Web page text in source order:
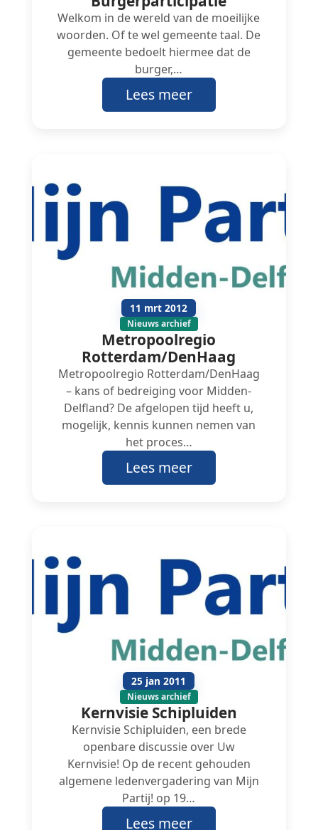
Welkom in de wereld van de moeilijke
woorden. Of te wel gemeente taal. De
gemeente bedoelt hiermee dat de
burger,…
Lees meer
11 mrt 2012
Nieuws archief
Metropoolregio
Rotterdam/DenHaag
Metropoolregio Rotterdam/DenHaag
– kans of bedreiging voor Midden-
Delfland? De afgelopen tijd heeft u,
mogelijk, kennis kunnen nemen van
het proces…
Lees meer
25 jan 2011
Nieuws archief
Kernvisie Schipluiden
Kernvisie Schipluiden, een brede
openbare discussie over Uw
Kernvisie! Op de recent gehouden
algemene ledenvergadering van Mijn
Partij! op 19…
Lees meer